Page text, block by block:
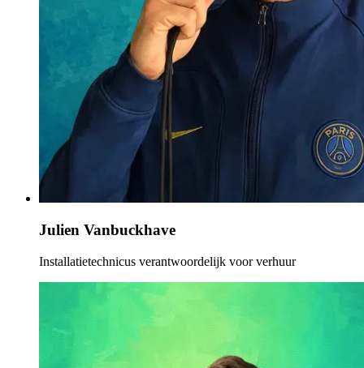
Julien Vanbuckhave
Installatietechnicus verantwoordelijk voor verhuur